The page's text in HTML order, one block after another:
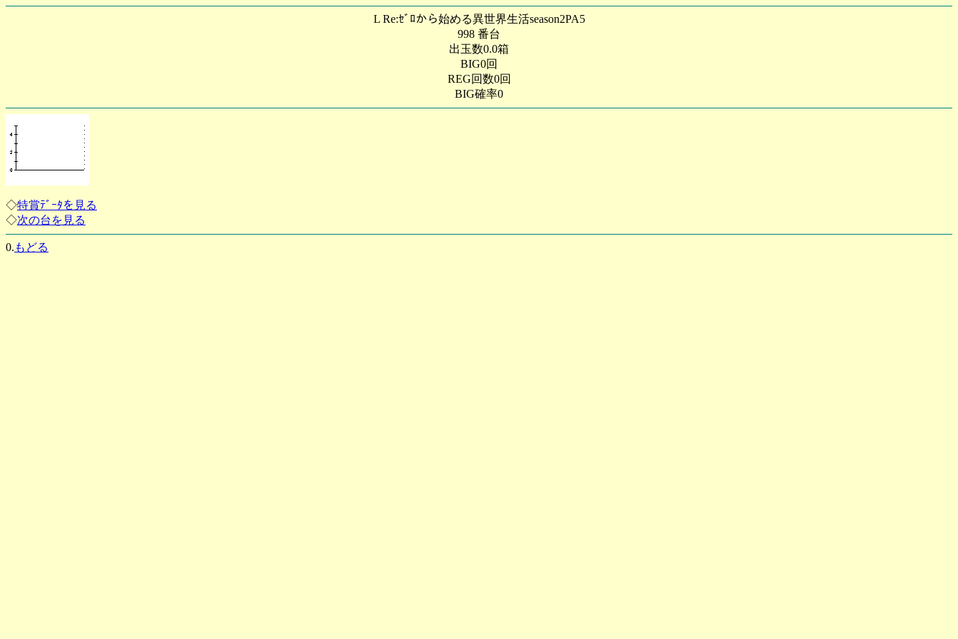
L Re:ｾﾞﾛから始める異世界生活season2PA5
998 番台
出玉数0.0箱
BIG0回
REG回数0回
BIG確率0
◇特賞ﾃﾞｰﾀを見る
◇次の台を見る
0. もどる